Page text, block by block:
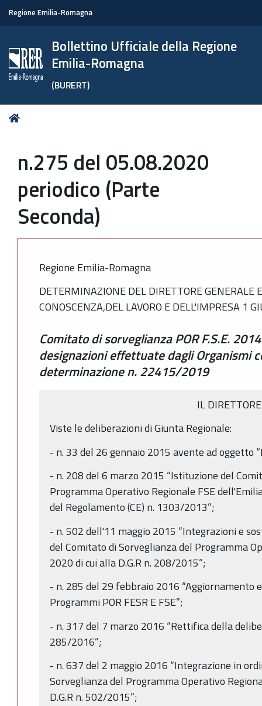
Regione Emilia-Romagna
Bollettino Ufficiale della Regione
Emilia-Romagna
(BURERT)
Tu
n.275 del 05.08.2020
periodico (Parte
Seconda)
Regione Emilia-Romagna
DETERMINAZIONE DEL DIRETTORE GENERALE
CONOSCENZA,DEL LAVORO E DELL'IMPRESA 1
Comitato di sorveglianza POR F.S.E.
designazioni effettuate dagli Organismi
determinazione n. 22415/2019
IL DIRETTORE
Viste le deliberazioni di Giunta Regionale:
- n. 33 del 26 gennaio 2015 avente ad oggetto
- n. 208 del 6 marzo 2015 “Istituzione del
Programma Operativo Regionale FSE
del Regolamento (CE) n. 1303/2013”;
- n. 502 dell'11 maggio 2015 “Integrazioni e
del Comitato di Sorveglianza del Programma
2020 di cui alla D.G.R n. 208/2015”;
- n. 285 del 29 febbraio 2016 “Aggiornamento
Programmi POR FESR E FSE”;
- n. 317 del 7 marzo 2016 “Rettifica della
285/2016”;
- n. 637 del 2 maggio 2016 “Integrazione in
Sorveglianza del Programma Operativo
D.G.R n. 502/2015”;